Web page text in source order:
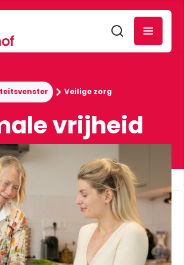
Veilige zorg
vrijheid
kan, veiligheid als het moet